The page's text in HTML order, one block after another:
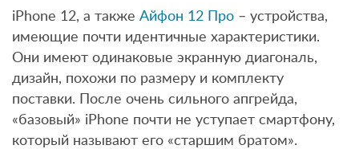
iPhone 12, а также Айфон 12 Про – устройства,
имеющие почти идентичные характеристики.
Они имеют одинаковые экранную диагональ,
дизайн, похожи по размеру и комплекту
поставки. После очень сильного апгрейда,
«базовый» iPhone почти не уступает смартфону,
который называют его «старшим братом».